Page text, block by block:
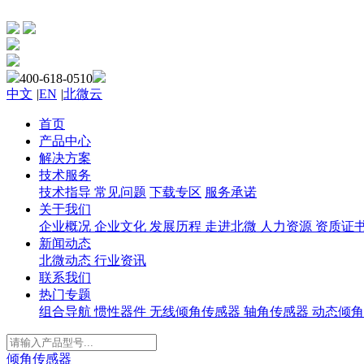
400-618-0510
中文 |EN |北微云
首页
产品中心
解决方案
技术服务
技术指导 常见问题 下载专区 服务承诺
关于我们
企业概况 企业文化 发展历程 走进北微 人力资源 资质证
新闻动态
北微动态 行业资讯
联系我们
热门专题
组合导航 惯性器件 无线倾角传感器 轴角传感器 动态倾
倾角传感器